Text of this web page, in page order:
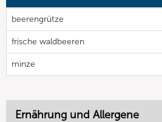
beerengrütze
frische waldbeeren
minze
Ernährung und Allergene